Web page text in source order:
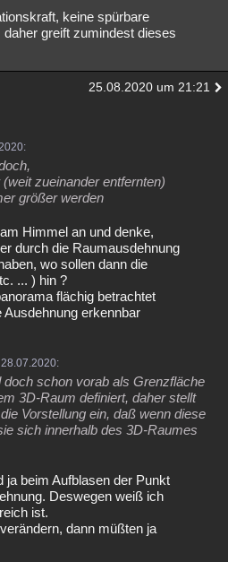
keine spürbare
greift zumindest dieses
25.08.2020 um 21:21
zueinander entfernten)
größer werden
Himmel an und denke,
durch die Raumausdehnung
wo sollen dann die
... ) hin ?
flächig betrachtet
erkennbar
doch schon vorab als Grenzfläche
3D-Raum definiert, daher stellt
Vorstellung ein, daß wenn diese
sich innerhalb des 3D-Raumes
ja beim Aufblasen der Punkt
Deswegen weiß ich
ist.
dann müßten ja